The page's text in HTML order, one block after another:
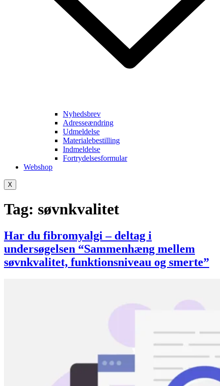
Nyhedsbrev
Adresseændring
Udmeldelse
Materialebestilling
Indmeldelse
Fortrydelsesformular
Webshop
X
Tag: søvnkvalitet
Har du fibromyalgi – deltag i
undersøgelsen “Sammenhæng mellem
søvnkvalitet, funktionsniveau og smerte”